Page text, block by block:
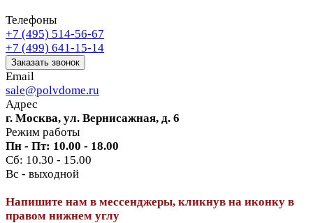
Телефоны
+7 (495) 514-56-67
+7 (499) 641-15-14
Заказать звонок
Email
sale@polvdome.ru
Адрес
г. Москва, ул. Вернисажная, д. 6
Режим работы
Пн - Пт: 10.00 - 18.00
Сб: 10.30 - 15.00
Вс - выходной
Напишите нам в мессенджеры, кликнув на иконку в
правом нижнем углу